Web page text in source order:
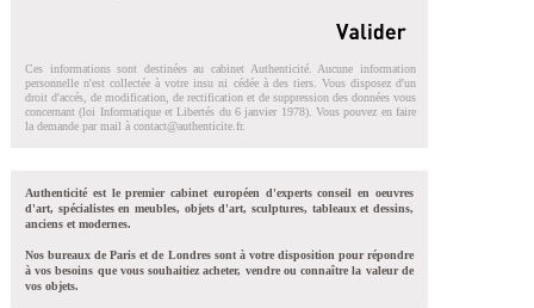
Ces informations sont destinées au cabinet Authenticité. Aucune information
personnelle n'est collectée à votre insu ni cédée à des tiers. Vous disposez d'un
droit d'accés, de modification, de rectification et de suppression des données vous
concernant (loi Informatique et Libertés du 6 janvier 1978). Vous pouvez en faire
la demande par mail à contact@authenticite.fr.
Authenticité est le premier cabinet européen d'experts conseil en oeuvres
d'art, spécialistes en meubles, objets d'art, sculptures, tableaux et dessins,
anciens et modernes.
Nos bureaux de Paris et de Londres sont à votre disposition pour répondre
à vos besoins que vous souhaitiez acheter, vendre ou connaître la valeur de
vos objets.